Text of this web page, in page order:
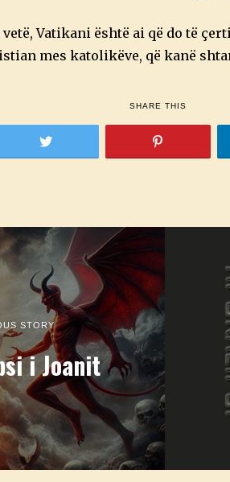
Vatikani është ai që do të
mes katolikëve, që kanë
SHARE THIS
STORY
i Joanit